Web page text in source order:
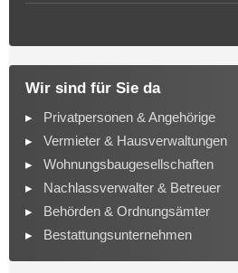
Wir sind für Sie da
Privatpersonen & Angehörige
Vermieter & Hausverwaltungen
Wohnungsbaugesellschaften
Nachlassverwalter & Betreuer
Behörden & Ordnungsämter
Bestattungsunternehmen